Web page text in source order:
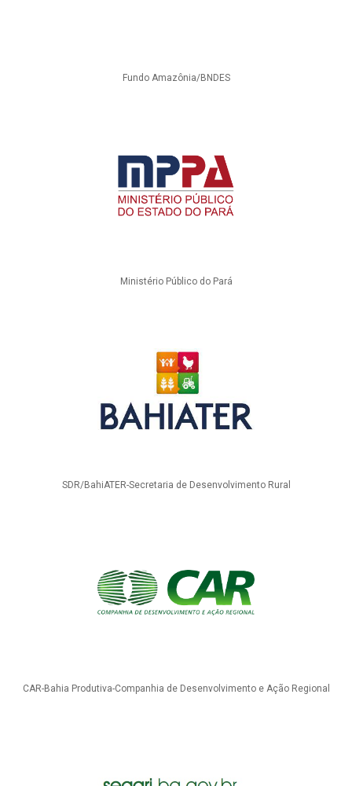
Fundo Amazônia/BNDES
Ministério Público do Pará
SDR/BahiATER-Secretaria de Desenvolvimento Rural
CAR-Bahia Produtiva-Companhia de Desenvolvimento e Ação Regional